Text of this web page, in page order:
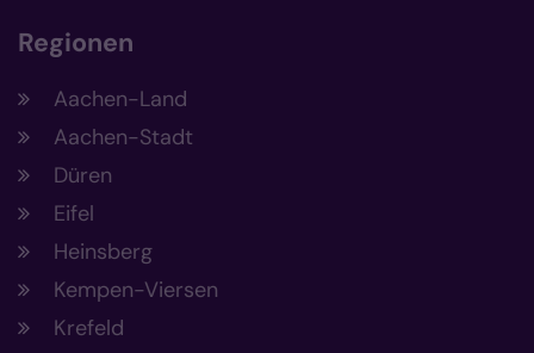
Regionen
Aachen-Land
Aachen-Stadt
Düren
Eifel
Heinsberg
Kempen-Viersen
Krefeld